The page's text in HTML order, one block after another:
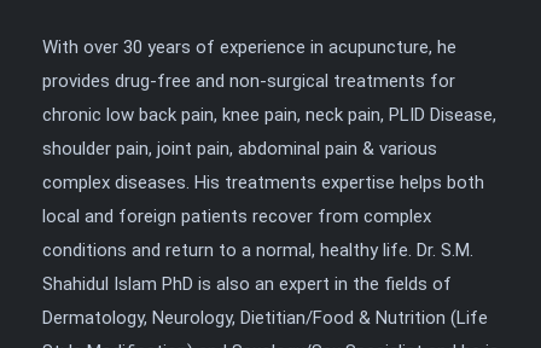
With over 30 years of experience in acupuncture, he
provides drug-free and non-surgical treatments for
chronic low back pain, knee pain, neck pain, PLID Disease,
shoulder pain, joint pain, abdominal pain & various
complex diseases. His treatments expertise helps both
local and foreign patients recover from complex
conditions and return to a normal, healthy life. Dr. S.M.
Shahidul Islam PhD is also an expert in the fields of
Dermatology, Neurology, Dietitian/Food & Nutrition (Life